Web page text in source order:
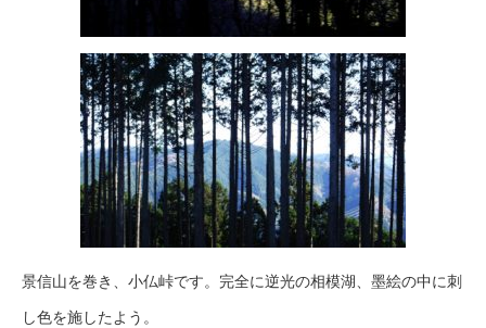
景信山を巻き、小仏峠です。完全に逆光の相模湖、墨絵の中に刺
し色を施したよう。